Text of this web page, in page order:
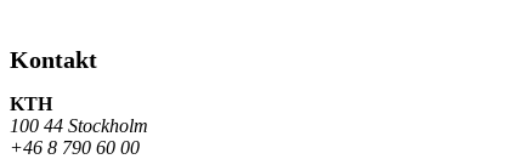
Kontakt
KTH
100 44 Stockholm
+46 8 790 60 00